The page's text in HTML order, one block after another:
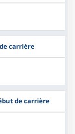
carrière
de carrière